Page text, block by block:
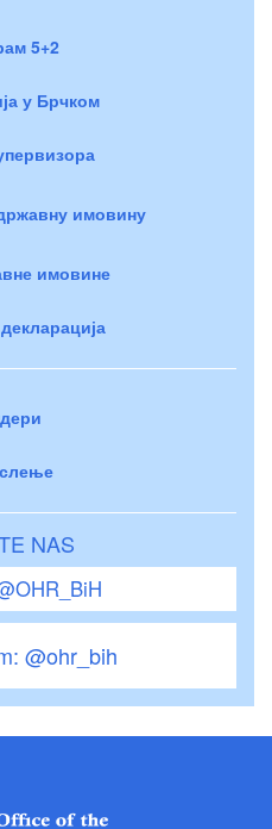
5+2
у Брчком
имовину
имовине
NAS
@ohr_bih